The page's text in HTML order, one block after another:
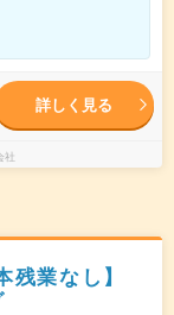
詳しく見る
社
業なし】